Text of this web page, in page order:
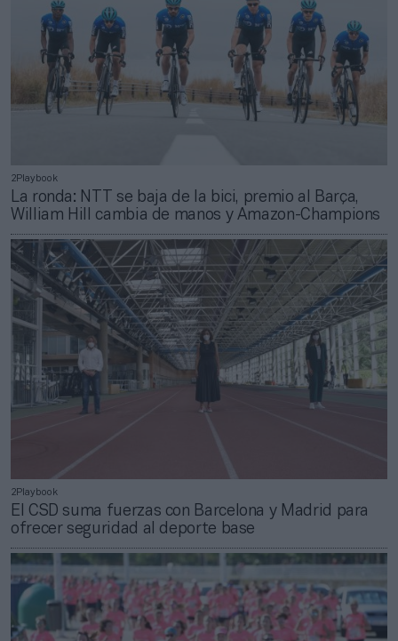
2Playbook
La ronda: NTT se baja de la bici, premio al Barça,
William Hill cambia de manos y Amazon-Champions
2Playbook
El CSD suma fuerzas con Barcelona y Madrid para
ofrecer seguridad al deporte base